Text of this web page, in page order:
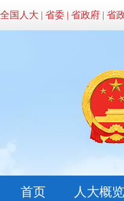
全国人大 | 省委 | 省政府 | 省
首页 人大概览